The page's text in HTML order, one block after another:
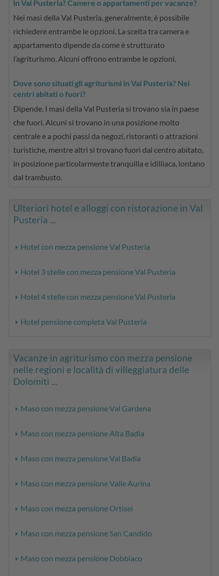
in Val Pusteria? Camere o appartamenti per vacanze?
Nei masi della Val Pusteria, generalmente, è possibile
richiedere entrambe le opzioni. La scelta tra camera e
appartamento dipende da come è strutturato
l’agriturismo. Alcuni offrono entrambe le opzioni.
Dove sono situati gli agriturismi in Val Pusteria? Nei
centri abitati o fuori?
Dipende. I masi della Val Pusteria si trovano sia in paese
che fuori. Alcuni si trovano in una posizione molto
centrale e a pochi passi da negozi, ristoranti o attrazioni
turistiche, mentre altri si trovano fuori dal centro abitato,
in posizione particolarmente tranquilla e idilliaca, lontano
dal trambusto.
Ulteriori hotel e alloggi con ristorazione in Val
Pusteria ...
Hotel con mezza pensione Val Pusteria
Hotel 3 stelle con mezza pensione Val Pusteria
Hotel 4 stelle con mezza pensione Val Pusteria
Hotel pensione completa Val Pusteria
Vacanze in agriturismo con mezza pensione
nelle regioni e località di villeggiatura delle
Dolomiti ...
Maso con mezza pensione Val Gardena
Maso con mezza pensione Alta Badia
Maso con mezza pensione Val Badia
Maso con mezza pensione Valle Aurina
Maso con mezza pensione Ortisei
Maso con mezza pensione San Candido
Maso con mezza pensione Dobbiaco